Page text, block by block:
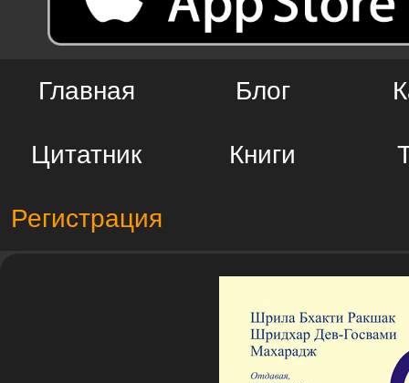
Главная Блог
Цитатник Книги
Регистрация